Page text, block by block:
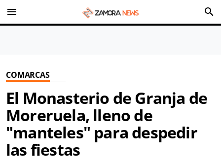
menu search
COMARCAS
El Monasterio de Granja de
Moreruela, lleno de
"manteles" para despedir
las fiestas